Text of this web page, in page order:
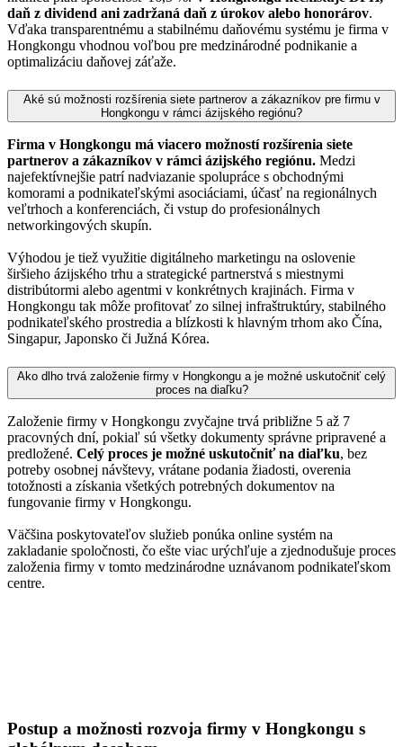
daň z dividend ani zadržaná daň z úrokov alebo honorárov.
Vďaka transparentnému a stabilnému daňovému systému je firma v
Hongkongu vhodnou voľbou pre medzinárodné podnikanie a
optimalizáciu daňovej záťaže.
Aké sú možnosti rozšírenia siete partnerov a zákazníkov pre firmu v
Hongkongu v rámci ázijského regiónu?
Firma v Hongkongu má viacero možností rozšírenia siete
partnerov a zákazníkov v rámci ázijského regiónu. Medzi
najefektívnejšie patrí nadviazanie spolupráce s obchodnými
komorami a podnikateľskými asociáciami, účasť na regionálnych
veľtrhoch a konferenciách, či vstup do profesionálnych
networkingových skupín.
Výhodou je tiež využitie digitálneho marketingu na oslovenie
širšieho ázijského trhu a strategické partnerstvá s miestnymi
distribútormi alebo agentmi v konkrétnych krajinách. Firma v
Hongkongu tak môže profitovať zo silnej infraštruktúry, stabilného
podnikateľského prostredia a blízkosti k hlavným trhom ako Čína,
Singapur, Japonsko či Južná Kórea.
Ako dlho trvá založenie firmy v Hongkongu a je možné uskutočniť celý
proces na diaľku?
Založenie firmy v Hongkongu zvyčajne trvá približne 5 až 7
pracovných dní, pokiaľ sú všetky dokumenty správne pripravené a
predložené. Celý proces je možné uskutočniť na diaľku, bez
potreby osobnej návštevy, vrátane podania žiadosti, overenia
totožnosti a získania všetkých potrebných dokumentov na
fungovanie firmy v Hongkongu.
Väčšina poskytovateľov služieb ponúka online systém na
zakladanie spoločnosti, čo ešte viac urýchľuje a zjednodušuje proces
založenia firmy v tomto medzinárodne uznávanom podnikateľskom
centre.
Postup a možnosti rozvoja firmy v Hongkongu s